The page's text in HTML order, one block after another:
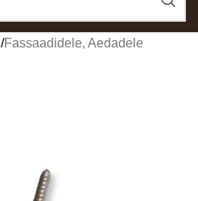
/Fassaadidele, Aedadele